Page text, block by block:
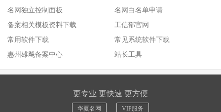
名网独立控制面板
名网白名单申请
备案相关模板资料下载
工信部官网
常用软件下载
常见系统软件下载
惠州雄飚备案中心
站长工具
更专业 更快速 更方便
华夏名网 VIP服务